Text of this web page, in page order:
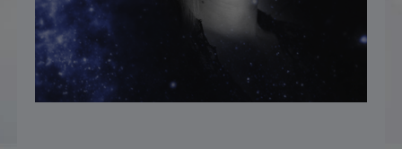
Betalningsalternativ
Köp- och användarvillkor